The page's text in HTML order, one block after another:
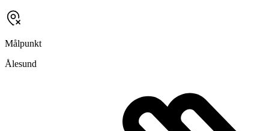
Målpunkt
Ålesund